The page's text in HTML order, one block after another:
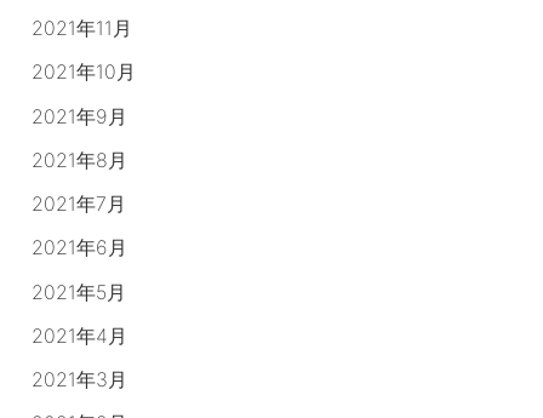
2021年11月
2021年10月
2021年9月
2021年8月
2021年7月
2021年6月
2021年5月
2021年4月
2021年3月